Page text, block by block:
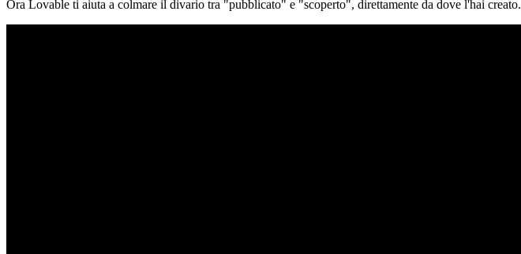
Ora Lovable ti aiuta a colmare il divario tra "pubblicato" e "scoperto", direttamente da dove l'hai creato.